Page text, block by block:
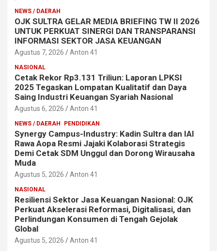
NEWS / DAERAH
OJK SULTRA GELAR MEDIA BRIEFING TW II 2026
UNTUK PERKUAT SINERGI DAN TRANSPARANSI
INFORMASI SEKTOR JASA KEUANGAN
Agustus 7, 2026 Anton 41
NASIONAL
Cetak Rekor Rp3.131 Triliun: Laporan LPKSI
2025 Tegaskan Lompatan Kualitatif dan Daya
Saing Industri Keuangan Syariah Nasional
Agustus 6, 2026 Anton 41
NEWS / DAERAH PENDIDIKAN
Synergy Campus-Industry: Kadin Sultra dan IAI
Rawa Aopa Resmi Jajaki Kolaborasi Strategis
Demi Cetak SDM Unggul dan Dorong Wirausaha
Muda
Agustus 5, 2026 Anton 41
NASIONAL
Resiliensi Sektor Jasa Keuangan Nasional: OJK
Perkuat Akselerasi Reformasi, Digitalisasi, dan
Perlindungan Konsumen di Tengah Gejolak
Global
Agustus 5, 2026 Anton 41